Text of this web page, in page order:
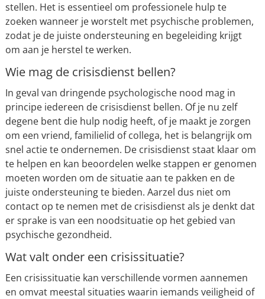
stellen. Het is essentieel om professionele hulp te
zoeken wanneer je worstelt met psychische problemen,
zodat je de juiste ondersteuning en begeleiding krijgt
om aan je herstel te werken.
Wie mag de crisisdienst bellen?
In geval van dringende psychologische nood mag in
principe iedereen de crisisdienst bellen. Of je nu zelf
degene bent die hulp nodig heeft, of je maakt je zorgen
om een vriend, familielid of collega, het is belangrijk om
snel actie te ondernemen. De crisisdienst staat klaar om
te helpen en kan beoordelen welke stappen er genomen
moeten worden om de situatie aan te pakken en de
juiste ondersteuning te bieden. Aarzel dus niet om
contact op te nemen met de crisisdienst als je denkt dat
er sprake is van een noodsituatie op het gebied van
psychische gezondheid.
Wat valt onder een crisissituatie?
Een crisissituatie kan verschillende vormen aannemen
en omvat meestal situaties waarin iemands veiligheid of